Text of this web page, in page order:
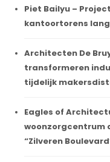
Piet Bailyu –
kantoortorens
Architecten De
transformeren
tijdelijk
Eagles of
woonzorgcentrum
“Zilveren